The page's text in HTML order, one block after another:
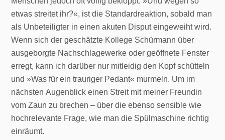
etwas streitet ihr?«, ist die Standardreaktion, sobald man
als Unbeteiligter in einen akuten Disput eingeweiht wird.
Wenn sich der geschätzte Kollege Schürmann über
ausgeborgte Nachschlagewerke oder geöffnete Fenster
erregt, kann ich darüber nur mitleidig den Kopf schütteln
und »Was für ein trauriger Pedant« murmeln. Um im
nächsten Augenblick einen Streit mit meiner Freundin
vom Zaun zu brechen – über die ebenso sensible wie
hochrelevante Frage, wie man die Spülmaschine richtig
einräumt.